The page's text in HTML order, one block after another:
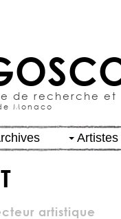
de recherche
Monaco
Artistes
artistique